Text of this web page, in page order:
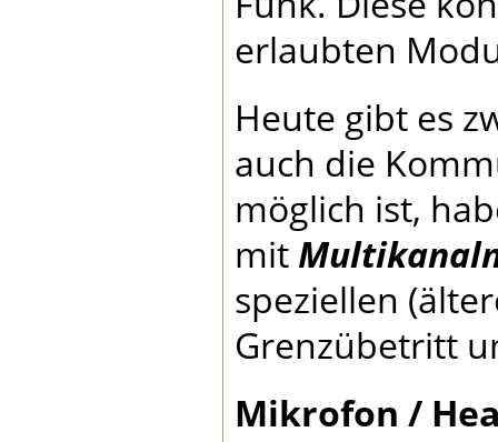
erlaubten
Heute gibt es
auch die
möglich ist,
mit
speziellen
Grenzübetritt
Mikrofon /